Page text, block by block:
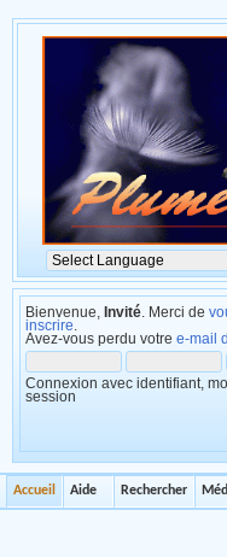
Bienvenue, Invité . Merci de
inscrire
Avez-vous perdu votre e-mail
Connexion avec identifiant,
session
Accueil Aide Rechercher